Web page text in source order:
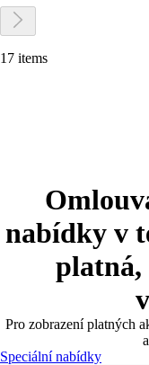
17 items
nabídky v
platná,
Pro zobrazení platných
Speciální nabídky